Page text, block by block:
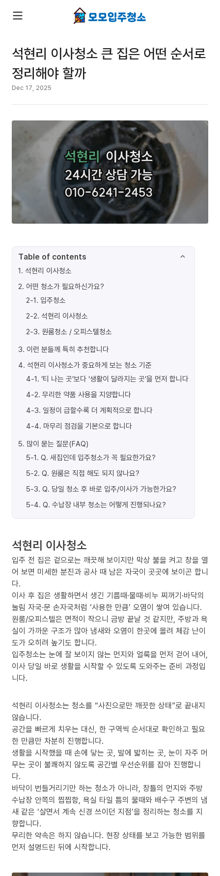
석현리 이사청소 큰 집은 어떤 순서로
정리해야 할까
Dec 17, 2025
Table of contents
1. 석현리 이사청소
2. 어떤 청소가 필요하신가요?
2-1. 입주청소
2-2. 석현리 이사청소
2-3. 원룸청소 / 오피스텔청소
3. 이런 분들께 특히 추천합니다
4. 석현리 이사청소가 중요하게 보는 청소 기준
4-1. ‘티 나는 곳’보다 ‘생활이 달라지는 곳’을 먼저 합니다
4-2. 무리한 약품 사용을 지양합니다
4-3. 일정이 급할수록 더 계획적으로 합니다
4-4. 마무리 점검을 기본으로 합니다
5. 많이 묻는 질문(FAQ)
5-1. Q. 새집인데 입주청소가 꼭 필요한가요?
5-2. Q. 원룸은 직접 해도 되지 않나요?
5-3. Q. 당일 청소 후 바로 입주/이사가 가능한가요?
5-4. Q. 수납장 내부 청소는 어떻게 진행되나요?
석현리 이사청소
입주 전 집은 겉으로는 깨끗해 보이지만 막상 불을 켜고 창을 열
어 보면 미세한 분진과 공사 때 남은 자국이 곳곳에 보이곤 합니
다.
이사 후 집은 생활하면서 생긴 기름때·물때·비누 찌꺼기·바닥의
눌림 자국·문 손자국처럼 ‘사용한 만큼’ 오염이 쌓여 있습니다.
원룸/오피스텔은 면적이 작으니 금방 끝날 것 같지만, 주방과 욕
실이 가까운 구조가 많아 냄새와 오염이 한곳에 몰려 체감 난이
도가 오히려 높기도 합니다.
입주청소는 눈에 잘 보이지 않는 먼지와 얼룩을 먼저 걷어 내어,
이사 당일 바로 생활을 시작할 수 있도록 도와주는 준비 과정입
니다.
석현리 이사청소는 청소를 “사진으로만 깨끗한 상태”로 끝내지
않습니다.
공간을 빠르게 치우는 대신, 한 구역씩 순서대로 확인하고 필요
한 만큼만 차분히 진행합니다.
생활을 시작했을 때 손에 닿는 곳, 발에 밟히는 곳, 눈이 자주 머
무는 곳이 불쾌하지 않도록 공간별 우선순위를 잡아 진행합니
다.
바닥이 번들거리기만 하는 청소가 아니라, 창틀의 먼지와 주방
수납장 안쪽의 찝찝함, 욕실 타일 틈의 물때와 배수구 주변의 냄
새 같은 ‘살면서 계속 신경 쓰이던 지점’을 정리하는 청소를 지
향합니다.
무리한 약속은 하지 않습니다. 현장 상태를 보고 가능한 범위를
먼저 설명드린 뒤에 시작합니다.